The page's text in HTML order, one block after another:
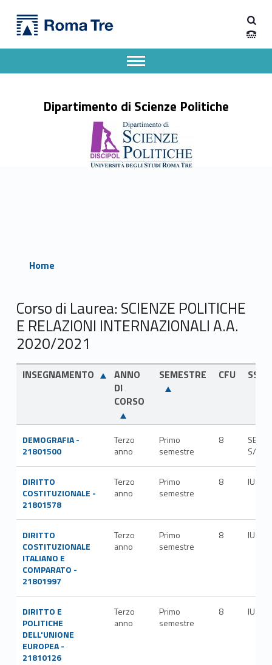
Dipartimento di Scienze Politiche
Dipartimento di Scienze Politiche
Apri il menu secondario
Header info sidebar
Home
Corso di Laurea: SCIENZE POLITICHE
E RELAZIONI INTERNAZIONALI A.A.
2020/2021
INSEGNAMENTO
ANNO
DI
CORSO
SEMESTRE CFU SSD
DEMOGRAFIA -
21801500
Terzo
anno
Primo
semestre
8
SECS-
S/04
DIRITTO
COSTITUZIONALE -
21801578
Terzo
anno
Primo
semestre
8 IUS/
DIRITTO
COSTITUZIONALE
ITALIANO E
COMPARATO -
21801997
Terzo
anno
Primo
semestre
8 IUS/
DIRITTO E
POLITICHE
DELL'UNIONE
EUROPEA -
21810126
Terzo
anno
Primo
semestre
8 IUS/